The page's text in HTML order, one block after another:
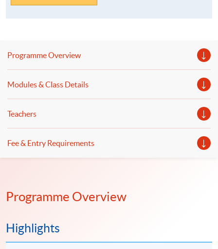
Programme Overview
Modules & Class Details
Teachers
Fee & Entry Requirements
Programme Overview
Highlights